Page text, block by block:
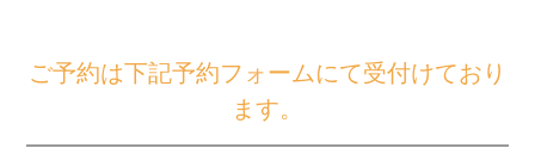
ご予約は下記予約フォームにて受付けており
ます。